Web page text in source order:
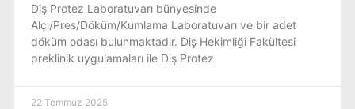
Diş Protez Laboratuvarı bünyesinde
Alçı/Pres/Döküm/Kumlama Laboratuvarı ve bir adet
döküm odası bulunmaktadır. Diş Hekimliği Fakültesi
preklinik uygulamaları ile Diş Protez
22 Temmuz 2025